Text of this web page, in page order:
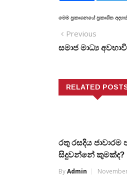
මෙම ප්‍රකාශනයේ ප්‍රකාශිත
Previous
සමාජ මාධ්‍ය
RELATED
රතු රසදිය ජාවාරම
සිදුවන්නේ කුමක්ද?
ByAdmin